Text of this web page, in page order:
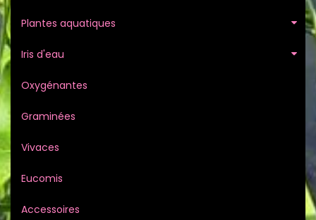
Plantes aquatiques
Iris d'eau
Oxygénantes
Graminées
Vivaces
Eucomis
Accessoires